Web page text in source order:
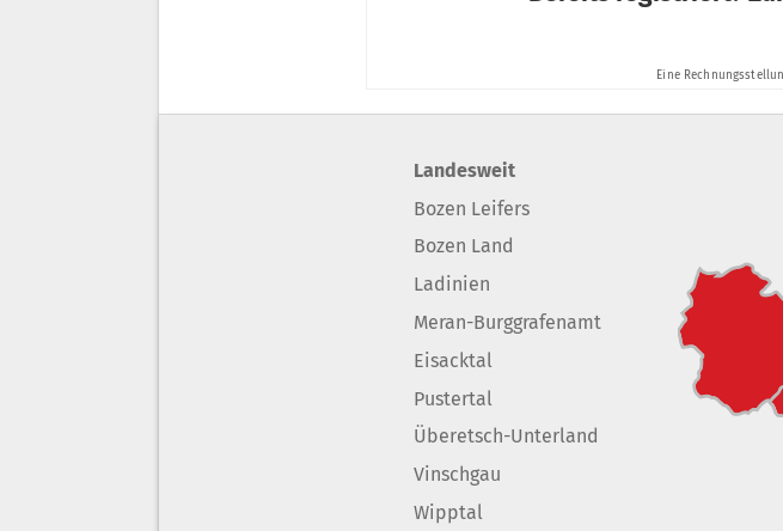
Landesweit
Bozen Leifers
Bozen Land
Ladinien
Meran-Burggrafenamt
Eisacktal
Pustertal
Überetsch-Unterland
Vinschgau
Wipptal